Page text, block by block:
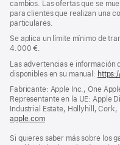
cambios. Las ofertas que se
para clientes que realizan una
particulares.
Se aplica un límite mínimo de
4.000 €.
Las advertencias e información
disponibles en su manual:
Fabricante: Apple Inc., One
Representante en la UE: Apple
Industrial Estate, Hollyhill, Cork,
apple.com(se
en
Si quieres saber más sobre los